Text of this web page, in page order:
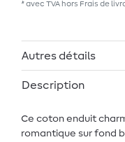
* avec TVA hors Frais de
Autres détails
Description
Ce coton enduit
romantique sur fond